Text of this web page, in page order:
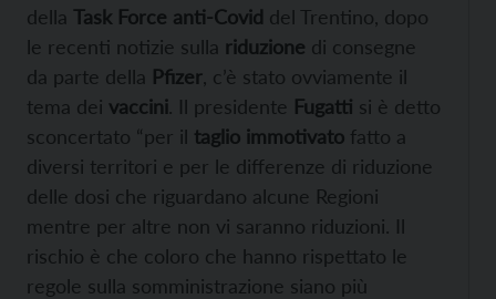
della Task Force anti-Covid del Trentino, dopo
le recenti notizie sulla riduzione di consegne
da parte della Pfizer , c’è stato ovviamente il
tema dei vaccini. Il presidente Fugatti si è detto
sconcertato “per il taglio immotivato fatto a
diversi territori e per le differenze di riduzione
delle dosi che riguardano alcune Regioni
mentre per altre non vi saranno riduzioni. Il
rischio è che coloro che hanno rispettato le
regole sulla somministrazione siano più